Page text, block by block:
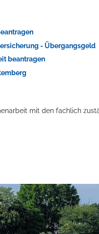
- Übergangsgeld
beantragen
mit den fachlich
Kontakt
Alle Ansprechpartner